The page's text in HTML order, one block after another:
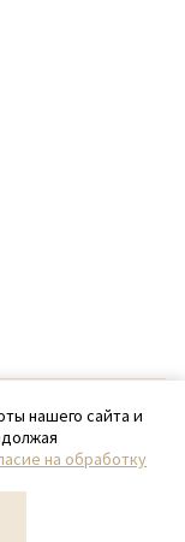
нашего сайта и
на обработку